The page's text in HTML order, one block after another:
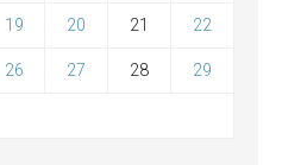
19 20 21 22
26 27 28 29